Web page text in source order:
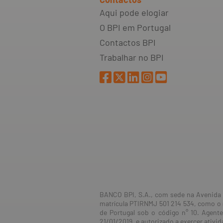
Aqui pode elogiar
O BPI em Portugal
Contactos BPI
Trabalhar no BPI
BANCO BPI, S.A., com sede na
matrícula PTIRNMJ 501 214 534, como
de Portugal sob o código n° 10.